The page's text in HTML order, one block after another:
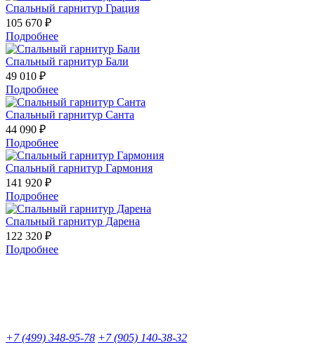
Спальный гарнитур Грация
105 670 ₽
Подробнее
Спальный гарнитур Бали
49 010 ₽
Подробнее
Спальный гарнитур Санта
44 090 ₽
Подробнее
Спальный гарнитур Гармония
141 920 ₽
Подробнее
Спальный гарнитур Дарена
122 320 ₽
Подробнее
+7 (499) 348-95-78 +7 (905) 140-38-32